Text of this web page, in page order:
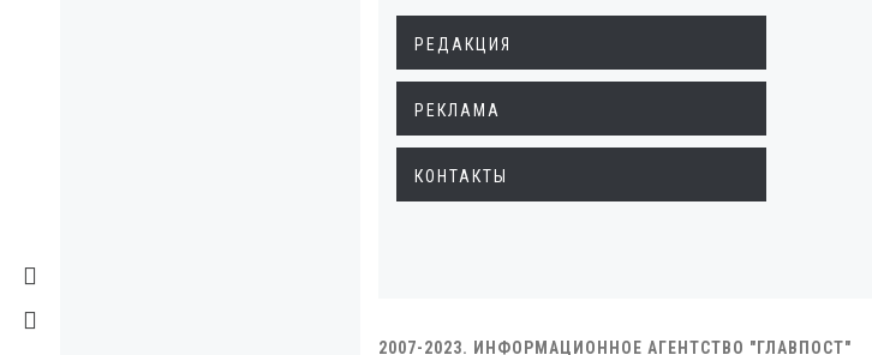
РЕДАКЦИЯ
РЕКЛАМА
КОНТАКТЫ
2007-2023. ИНФОРМАЦИОННОЕ АГЕНТСТВО "ГЛАВПОСТ"